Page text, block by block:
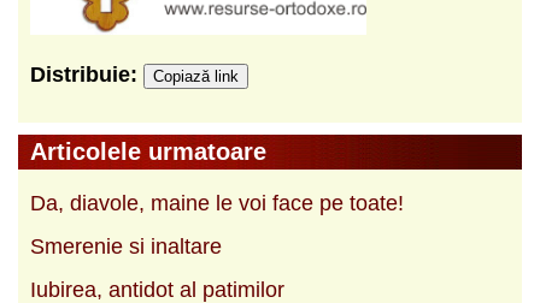
Distribuie: Copiază link
Articolele urmatoare
Da, diavole, maine le voi face pe toate!
Smerenie si inaltare
Iubirea, antidot al patimilor